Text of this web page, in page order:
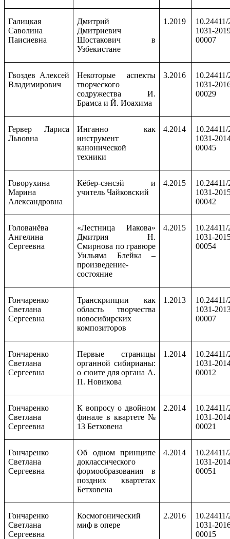
Галицкая
Саволина
Паисиевна
Дмитрий
Дмитриевич
Шостакович в
Узбекистане
1.2019
1031-
00007
Гвоздев Алексей
Владимирович
Некоторые аспекты
творческого
содружества И.
Брамса и Й. Иоахима
3.2016
1031-
00029
Гервер Лариса
Львовна
Инганно как
инструмент
канонической
техники
4.2014
1031-
00045
Говорухина
Марина
Александровна
Кёбер-сэнсэй и
учитель Чайковский
4.2015
1031-
00042
Голованёва
Ангелина
Сергеевна
«Лестница Иакова»
Дмитрия Н.
Смирнова по гравюре
Уильяма Блейка –
произведение-
состояние
4.2015
1031-
00054
Гончаренко
Светлана
Сергеевна
Транскрипции как
область творчества
новосибирских
композиторов
1.2013
1031-
00007
Гончаренко
Светлана
Сергеевна
Первые страницы
органной сибирианы:
о сюите для органа А.
П. Новикова
1.2014
1031-
00012
Гончаренко
Светлана
Сергеевна
К вопросу о двойном
финале в квартете №
13 Бетховена
2.2014
1031-
00021
Гончаренко
Светлана
Сергеевна
Об одном принципе
доклассического
формообразования в
поздних квартетах
Бетховена
4.2014
1031-
00051
Гончаренко
Светлана
Сергеевна
Космогонический
миф в опере
2.2016
1031-
00015